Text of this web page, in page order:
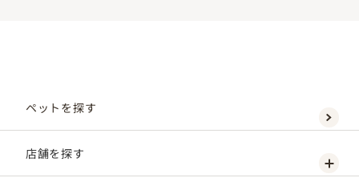
ペットを探す
店舗を探す